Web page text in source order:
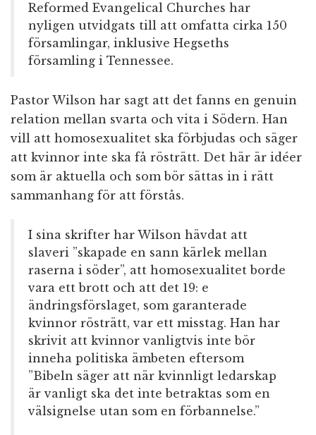
Reformed Evangelical Churches har
nyligen utvidgats till att omfatta cirka 150
församlingar, inklusive Hegseths
församling i Tennessee.
Pastor Wilson har sagt att det fanns en genuin
relation mellan svarta och vita i Södern. Han
vill att homosexualitet ska förbjudas och säger
att kvinnor inte ska få rösträtt. Det här är idéer
som är aktuella och som bör sättas in i rätt
sammanhang för att förstås.
I sina skrifter har Wilson hävdat att
slaveri ”skapade en sann kärlek mellan
raserna i söder”, att homosexualitet borde
vara ett brott och att det 19: e
ändringsförslaget, som garanterade
kvinnor rösträtt, var ett misstag. Han har
skrivit att kvinnor vanligtvis inte bör
inneha politiska ämbeten eftersom
”Bibeln säger att när kvinnligt ledarskap
är vanligt ska det inte betraktas som en
välsignelse utan som en förbannelse.”